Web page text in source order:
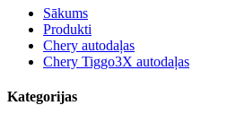
Sākums
Produkti
Chery autodaļas
Chery Tiggo3X autodaļas
Kategorijas